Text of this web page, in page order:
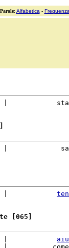
Parole: Alfabetica -
|
|
[065]